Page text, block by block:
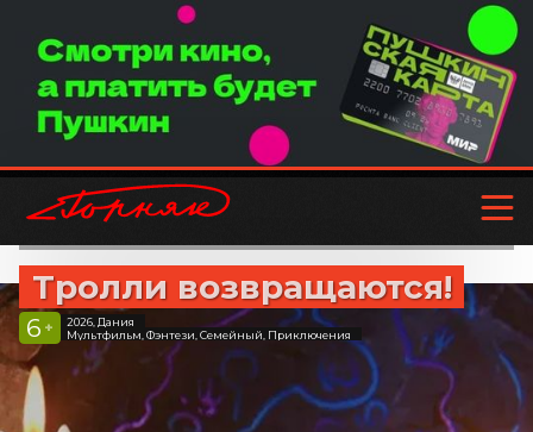
Тролли возвращаются!
6 +
2026, Дания
Мультфильм, Фэнтези, Семейный, Приключения